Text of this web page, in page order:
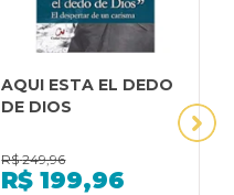
AQUI ESTA EL DEDO
DE DIOS
R$ 249,96
R$ 199,96